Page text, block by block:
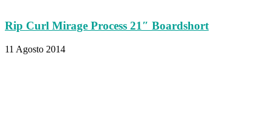
Rip Curl Mirage Process 21″ Boardshort
11 Agosto 2014